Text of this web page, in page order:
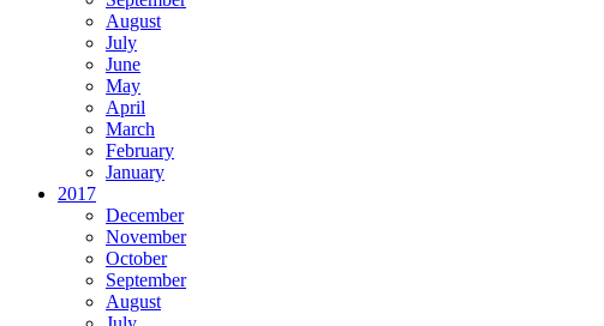
August
July
June
May
April
March
February
January
2017
December
November
October
September
August